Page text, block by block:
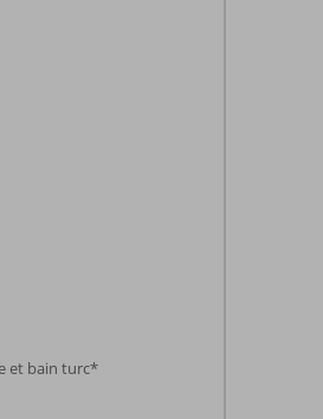
et bain turc*